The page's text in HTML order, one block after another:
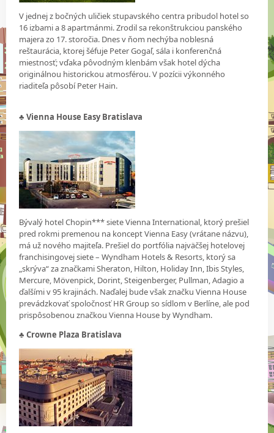
V jednej z bočných uličiek stupavského centra pribudol hotel so
16 izbami a 8 apartmánmi. Zrodil sa rekonštrukciou panského
majera zo 17. storočia. Dnes v ňom nechýba noblesná
reštaurácia, ktorej šéfuje Peter Gogaľ, sála i konferenčná
miestnosť; vďaka pôvodným klenbám však hotel dýcha
originálnou historickou atmosférou. V pozícii výkonného
riaditeľa pôsobí Peter Hain.
♣ Vienna House Easy Bratislava
Bývalý hotel Chopin*** siete Vienna International, ktorý prešiel
pred rokmi premenou na koncept Vienna Easy (vrátane názvu),
má už nového majiteľa. Prešiel do portfólia najväčšej hotelovej
franchisingovej siete – Wyndham Hotels & Resorts, ktorý sa
„skrýva“ za značkami Sheraton, Hilton, Holiday Inn, Ibis Styles,
Mercure, Mövenpick, Dorint, Steigenberger, Pullman, Adagio a
ďalšími v 95 krajinách. Naďalej bude však značku Vienna House
prevádzkovať spoločnosť HR Group so sídlom v Berlíne, ale pod
prispôsobenou značkou Vienna House by Wyndham.
♣ Crowne Plaza Bratislava